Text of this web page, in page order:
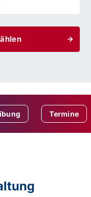
Termine